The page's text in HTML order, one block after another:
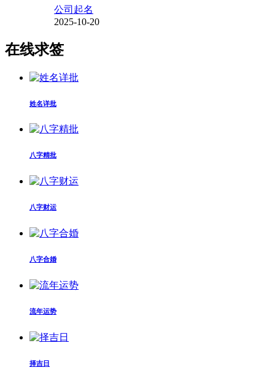
公司起名
2025-10-20
在线求签
姓名详批
八字精批
八字财运
八字合婚
流年运势
择吉日